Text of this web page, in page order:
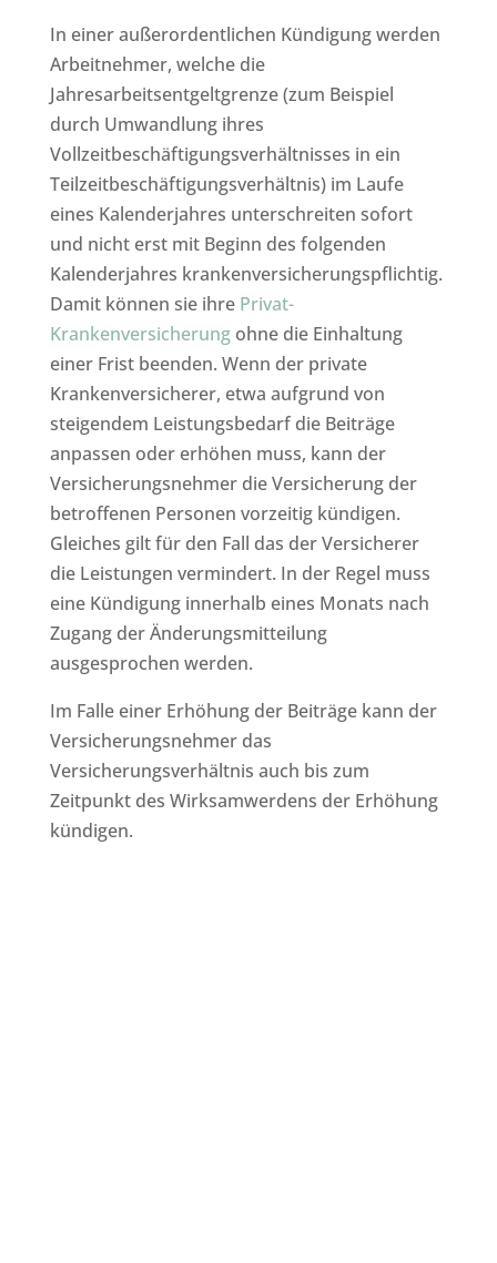
In einer außerordentlichen Kündigung werden
Arbeitnehmer, welche die
Jahresarbeitsentgeltgrenze (zum Beispiel
durch Umwandlung ihres
Vollzeitbeschäftigungsverhältnisses in ein
Teilzeitbeschäftigungsverhältnis) im Laufe
eines Kalenderjahres unterschreiten sofort
und nicht erst mit Beginn des folgenden
Kalenderjahres krankenversicherungspflichtig.
Damit können sie ihre Privat-
Krankenversicherungohne die Einhaltung
einer Frist beenden. Wenn der private
Krankenversicherer, etwa aufgrund von
steigendem Leistungsbedarf die Beiträge
anpassen oder erhöhen muss, kann der
Versicherungsnehmer die Versicherung der
betroffenen Personen vorzeitig kündigen.
Gleiches gilt für den Fall das der Versicherer
die Leistungen vermindert. In der Regel muss
eine Kündigung innerhalb eines Monats nach
Zugang der Änderungsmitteilung
ausgesprochen werden.
Im Falle einer Erhöhung der Beiträge kann der
Versicherungsnehmer das
Versicherungsverhältnis auch bis zum
Zeitpunkt des Wirksamwerdens der Erhöhung
kündigen.